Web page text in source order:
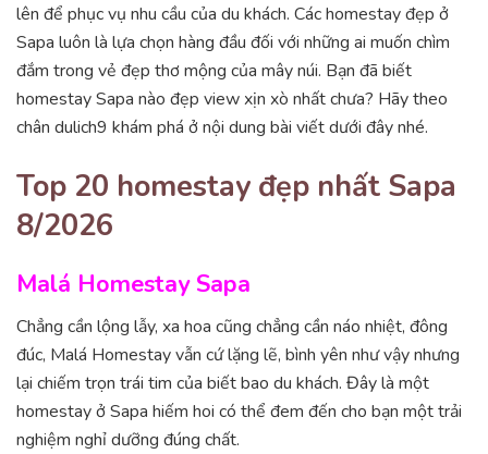
lên để phục vụ nhu cầu của du khách. Các homestay đẹp ở
Sapa luôn là lựa chọn hàng đầu đối với những ai muốn chìm
đắm trong vẻ đẹp thơ mộng của mây núi. Bạn đã biết
homestay Sapa nào đẹp view xịn xò nhất chưa? Hãy theo
chân dulich9 khám phá ở nội dung bài viết dưới đây nhé.
Top 20 homestay đẹp nhất Sapa
8/2026
Malá Homestay Sapa
Chẳng cần lộng lẫy, xa hoa cũng chẳng cần náo nhiệt, đông
đúc, Malá Homestay vẫn cứ lặng lẽ, bình yên như vậy nhưng
lại chiếm trọn trái tim của biết bao du khách. Đây là một
homestay ở Sapa hiếm hoi có thể đem đến cho bạn một trải
nghiệm nghỉ dưỡng đúng chất.